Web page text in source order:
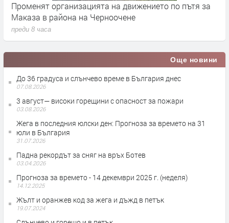
Променят организацията на движението по пътя за
Маказа в района на Черноочене
преди 8 часа
Още новини
До 36 градуса и слънчево време в България днес
07.08.2026
3 август— високи горещини с опасност за пожари
03.08.2026
Жега в последния юлски ден: Прогноза за времето на 31
юли в България
31.07.2026
Падна рекордът за сняг на връх Ботев
03.04.2026
Прогноза за времето - 14 декември 2025 г. (неделя)
14.12.2025
Жълт и оранжев код за жега и дъжд в петък
19.07.2024